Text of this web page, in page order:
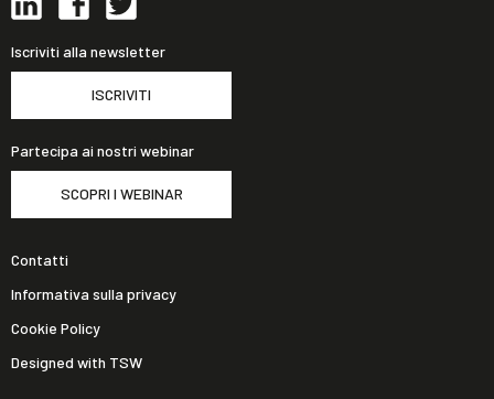
Iscriviti alla newsletter
ISCRIVITI
Partecipa ai nostri webinar
SCOPRI I WEBINAR
Contatti
Informativa sulla privacy
Cookie Policy
Designed with TSW